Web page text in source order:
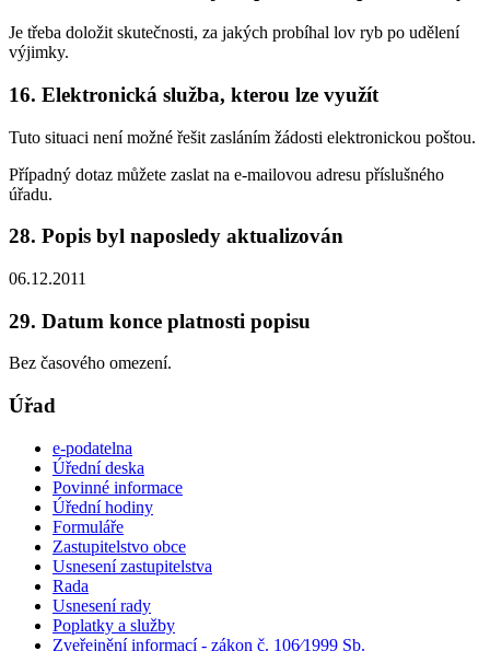
Je třeba doložit skutečnosti, za jakých probíhal lov ryb po udělení
výjimky.
16. Elektronická služba, kterou lze využít
Tuto situaci není možné řešit zasláním žádosti elektronickou poštou.
Případný dotaz můžete zaslat na e-mailovou adresu příslušného
úřadu.
28. Popis byl naposledy aktualizován
06.12.2011
29. Datum konce platnosti popisu
Bez časového omezení.
Úřad
e-podatelna
Úřední deska
Povinné informace
Úřední hodiny
Formuláře
Zastupitelstvo obce
Usnesení zastupitelstva
Rada
Usnesení rady
Poplatky a služby
Zveřejnění informací - zákon č. 106⁄1999 Sb.